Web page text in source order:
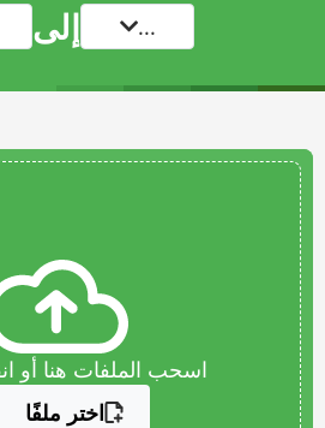
... إلى
اسحب الملفات هنا أو
اختر ملفًا